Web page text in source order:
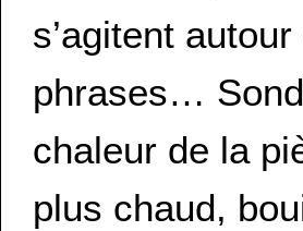
s’agitent
phrases…
chaleur de la
plus chaud,